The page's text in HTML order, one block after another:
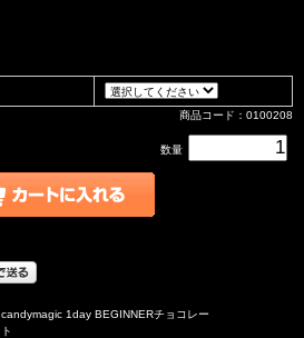
商品コード：0100208
数量
candymagic 1day BEGINNERチョコレー
ト